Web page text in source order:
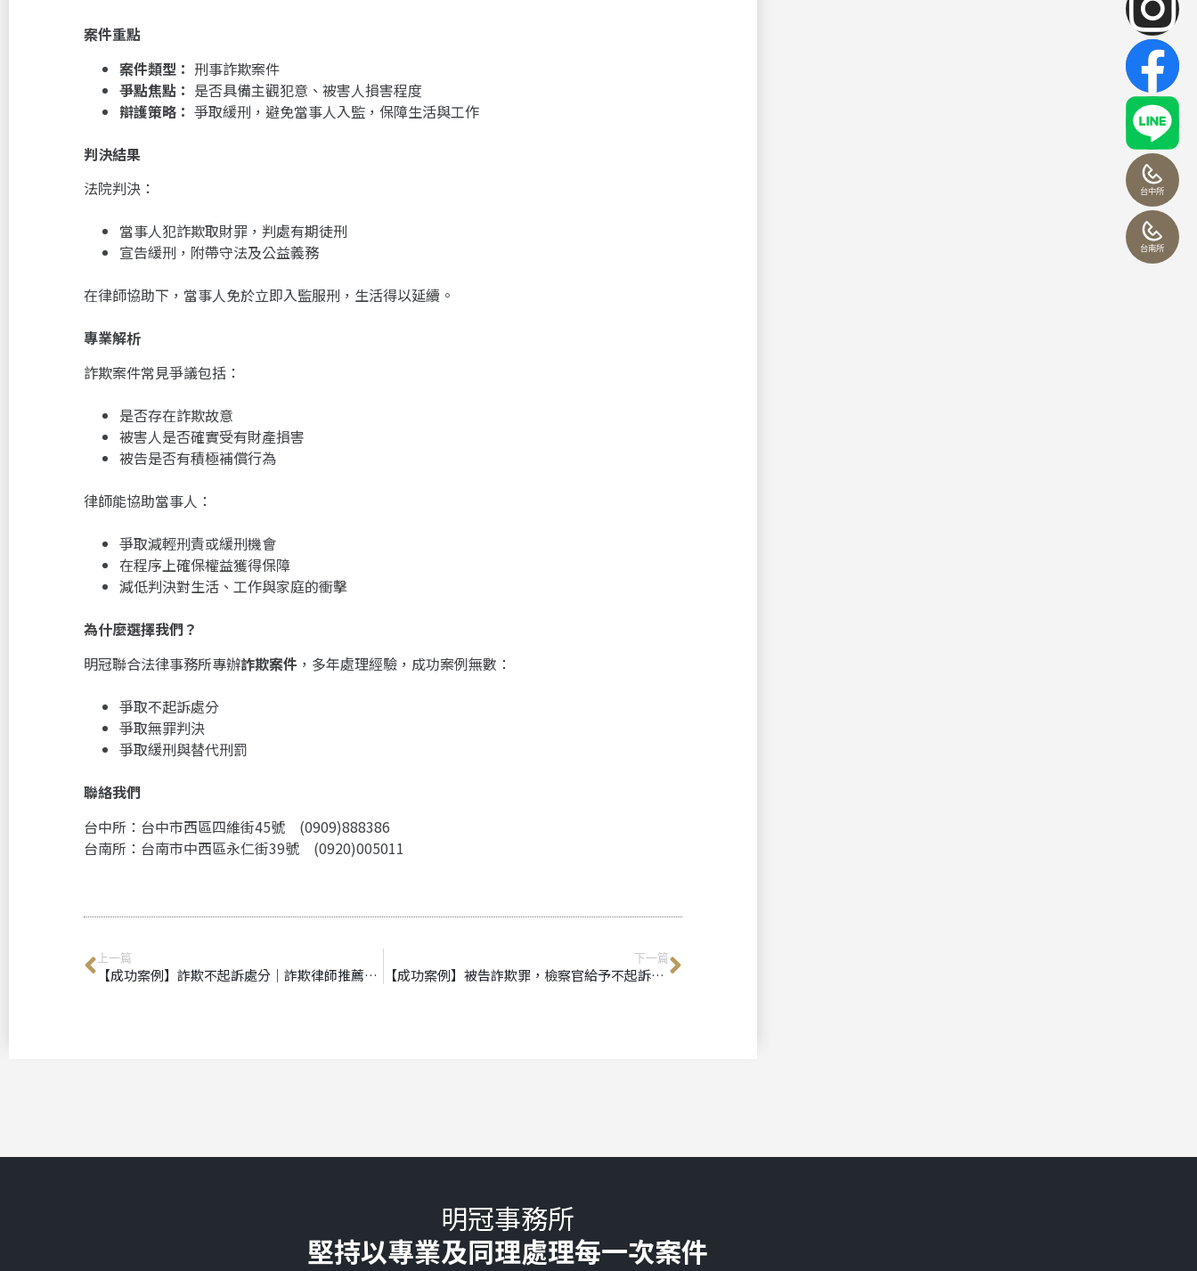
案件重點
案件類型： 刑事詐欺案件
爭點焦點： 是否具備主觀犯意、被害人損害程度
辯護策略： 爭取緩刑，避免當事人入監，保障生活與工作
判決結果
法院判決：
當事人犯詐欺取財罪，判處有期徒刑
宣告緩刑，附帶守法及公益義務
在律師協助下，當事人免於立即入監服刑，生活得以延續。
專業解析
詐欺案件常見爭議包括：
是否存在詐欺故意
被害人是否確實受有財產損害
被告是否有積極補償行為
律師能協助當事人：
爭取減輕刑責或緩刑機會
在程序上確保權益獲得保障
減低判決對生活、工作與家庭的衝擊
為什麼選擇我們？
明冠聯合法律事務所專辦詐欺案件 ，多年處理經驗，成功案例無數：
爭取不起訴處分
爭取無罪判決
爭取緩刑與替代刑罰
聯絡我們
台中所：台中市西區四維街45號 (0909)888386
台南所：台南市中西區永仁街39號 (0920)005011
上一篇
【成功案例】詐欺不起訴處分｜詐欺律師推薦｜專辦詐欺案件
下一篇
【成功案例】被告詐欺罪，檢察官給予不起訴處分｜詐欺律師推薦｜專辦詐欺案件
明冠事務所
堅持以專業及同理處理每一次案件
台中所
台南所